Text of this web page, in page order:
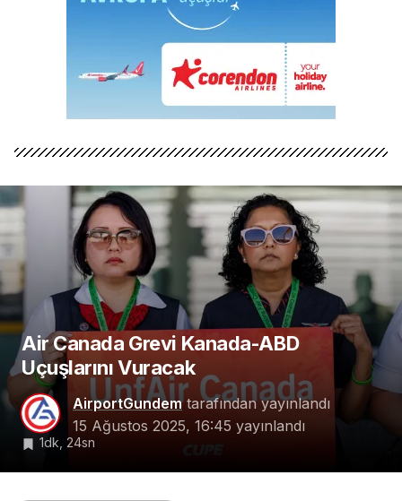
Air Canada Grevi Kanada-ABD
Uçuşlarını Vuracak
AirportGundemtarafından yayınlandı
15 Ağustos 2025, 16:45 yayınlandı
1dk, 24sn